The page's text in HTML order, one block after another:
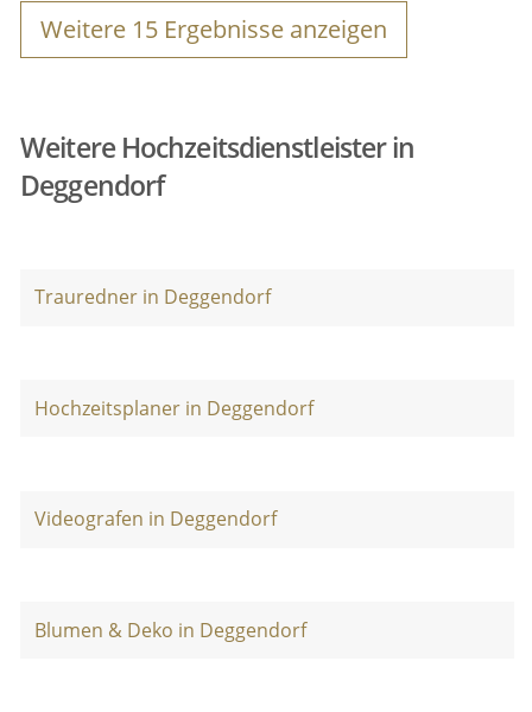
Weitere 15 Ergebnisse anzeigen
Weitere Hochzeitsdienstleister in
Deggendorf
Trauredner in Deggendorf
Hochzeitsplaner in Deggendorf
Videografen in Deggendorf
Blumen & Deko in Deggendorf